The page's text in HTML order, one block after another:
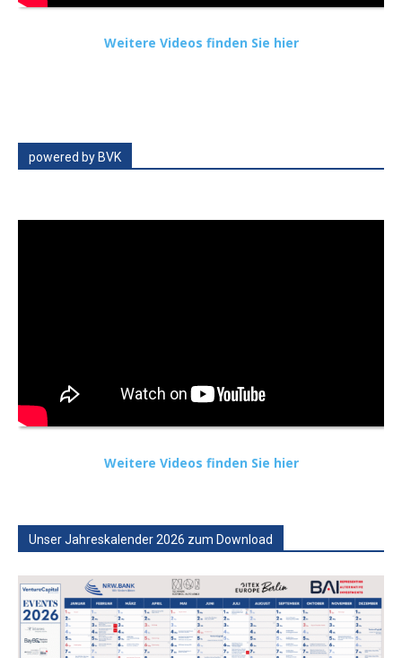
Weitere Videos finden Sie hier
powered by BVK
Weitere Videos finden Sie hier
Unser Jahreskalender 2026 zum Download